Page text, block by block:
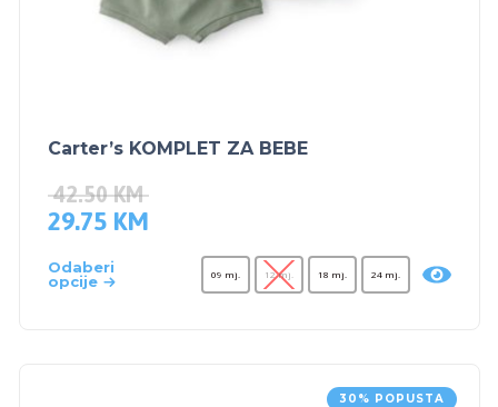
Carter’s KOMPLET ZA BEBE
42.50KM
29.75 KM
Odaberi
opcije
09 mj. 12 mj. 18 mj. 24 mj.
30% POPUSTA